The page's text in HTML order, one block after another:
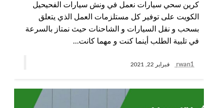
كرين سحي سيارات نعمل في ونش سيارات الفحيحيل
الكويت على توفير كل مستلزمات العمل الذي يتعلق
بسحب و نقل السيارات و الشاحنات حيث نمتاز بالسرعة
في تلبية الطلب أينما كنت و مهما كانت…
rwan1 فبراير 22, 2021